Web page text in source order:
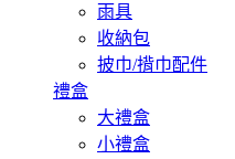
雨具
收納包
披巾/揹巾配件
禮盒
大禮盒
小禮盒